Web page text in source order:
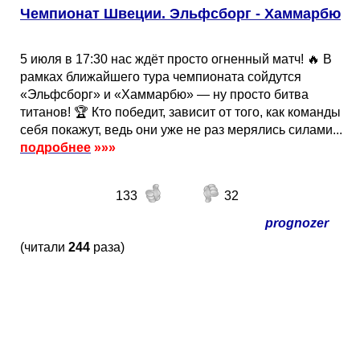
Кубок Европы (отбор)
Лига Наций
Чемпионат Швеции. Эльфсборг - Хаммарбю
5 июля в 17:30 нас ждёт просто огненный матч! 🔥 В
рамках ближайшего тура чемпионата сойдутся
«Эльфсборг» и «Хаммарбю» — ну просто битва
титанов! 🏆 Кто победит, зависит от того, как команды
себя покажут, ведь они уже не раз мерялись силами...
подробнее »»»
133
32
prognozer
(читали 244 раза)